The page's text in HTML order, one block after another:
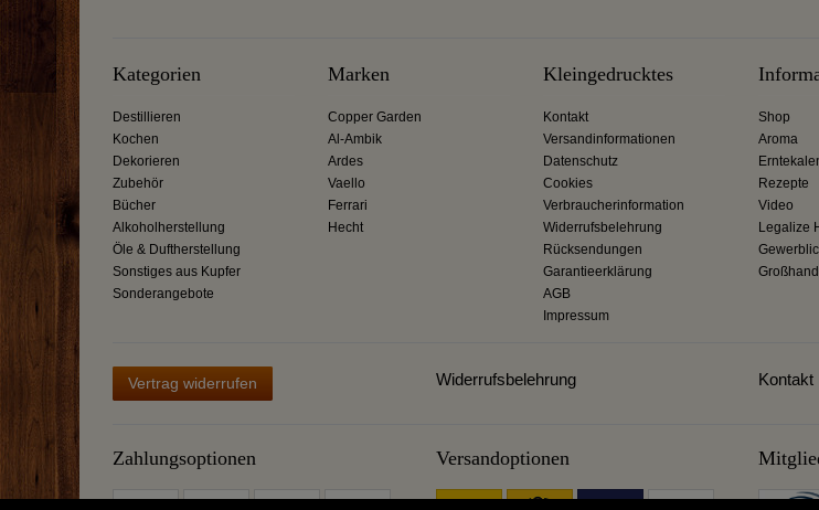
Kategorien
Destillieren
Kochen
Dekorieren
Zubehör
Bücher
Alkoholherstellung
Öle & Duftherstellung
Sonstiges aus Kupfer
Sonderangebote
Marken
Copper Garden
Al-Ambik
Ardes
Vaello
Ferrari
Hecht
Kleingedrucktes
Kontakt
Versandinformationen
Datenschutz
Cookies
Verbraucherinformation
Widerrufsbelehrung
Rücksendungen
Garantieerklärung
AGB
Impressum
Shop
Aroma
Rezepte
Video
Legalize
Vertrag widerrufen Widerrufsbelehrung Kontakt
Zahlungsoptionen Versandoptionen